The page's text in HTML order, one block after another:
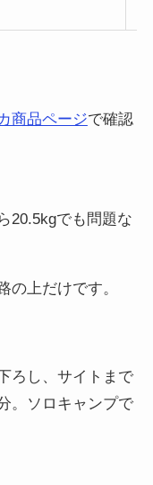
商品ページで確認
20.5kgでも問題な
の上だけです。
ろし、サイトまで
。ソロキャンプで